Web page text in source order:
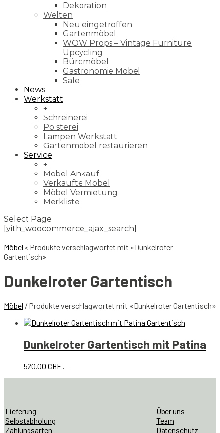
Dekoration
Welten
Neu eingetroffen
Gartenmöbel
WOW Props – Vintage Furniture
Upcycling
Büromöbel
Gastronomie Möbel
Sale
News
Werkstatt
+
Schreinerei
Polsterei
Lampen Werkstatt
Gartenmöbel restaurieren
Service
+
Möbel Ankauf
Verkaufte Möbel
Möbel Vermietung
Merkliste
Select Page
[yith_woocommerce_ajax_search]
Möbel < Produkte verschlagwortet mit «Dunkelroter
Gartentisch»
Dunkelroter Gartentisch
Möbel / Produkte verschlagwortet mit «Dunkelroter Gartentisch»
Dunkelroter Gartentisch mit Patina
520.00 CHF .-
Lieferung
Selbstabholung
Zahlungsarten
Über uns
Team
Datenschutz